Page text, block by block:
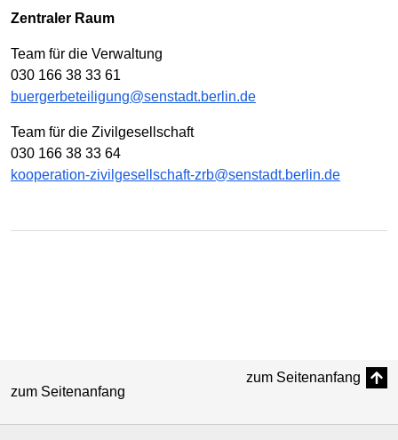
Zentraler Raum
Team für die Verwaltung
030 166 38 33 61
buergerbeteiligung@senstadt.berlin.de
Team für die Zivilgesellschaft
030 166 38 33 64
kooperation-zivilgesellschaft-zrb@senstadt.berlin.de
zum Seitenanfang
zum Seitenanfang